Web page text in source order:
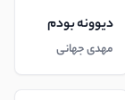
دیوونه بودم
مهدی جهانی